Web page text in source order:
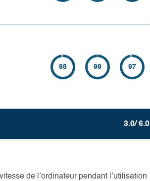
98 99 97
3.0/ 6.0
de l’ordinateur pendant l’utilisation